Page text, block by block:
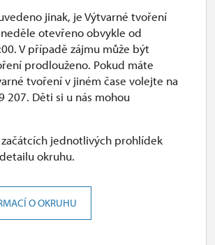
jinak, je Výtvarné tvoření
otevřeno obvykle od
V případě zájmu může být
prodlouženo. Pokud máte
tvoření v jiném čase volejte na
207. Děti si u nás mohou
jednotlivých prohlídek
okruhu.
O OKRUHU